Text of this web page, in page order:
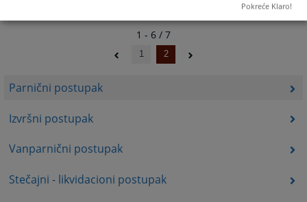
Parnični postupak
Izvršni postupak
Vanparnični postupak
Stečajni - likvidacioni postupak
1 - 6 / 7
1 2
Pokreće Klaro!